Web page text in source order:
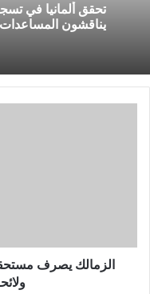
تحقق ألمانيا في
يناقشون المساعدات
تحفيزية
جديدةالزمالك يصرف